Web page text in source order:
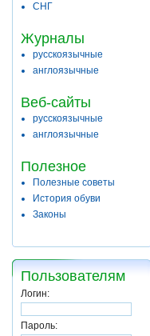
СНГ
Журналы
русскоязычные
англоязычные
Веб-сайты
русскоязычные
англоязычные
Полезное
Полезные советы
История обуви
Законы
Пользователям
Логин:
Пароль: